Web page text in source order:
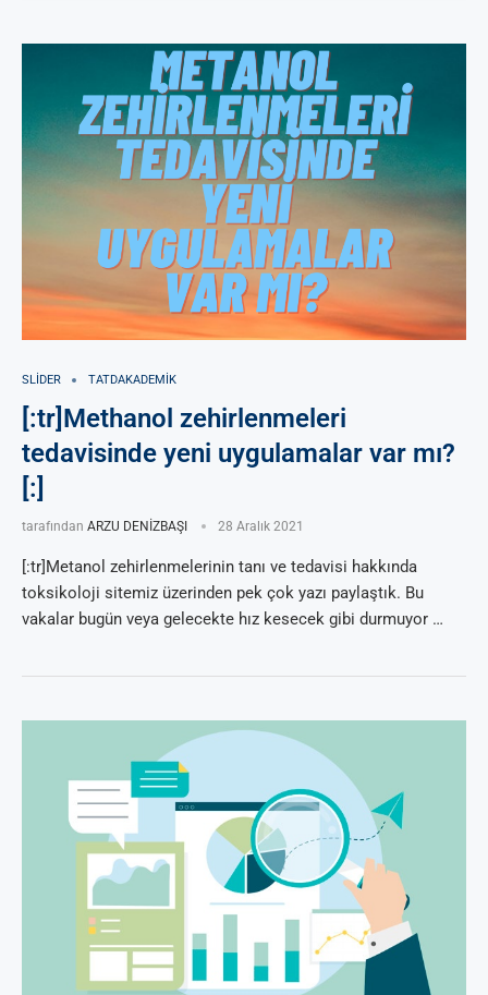
SLIDER TATDAKADEMIK
[:tr]Methanol zehirlenmeleri
tedavisinde yeni uygulamalar var mı?
[:]
tarafından ARZU DENİZBAŞI 28 Aralık 2021
[:tr]Metanol zehirlenmelerinin tanı ve tedavisi hakkında
toksikoloji sitemiz üzerinden pek çok yazı paylaştık. Bu
vakalar bugün veya gelecekte hız kesecek gibi durmuyor …